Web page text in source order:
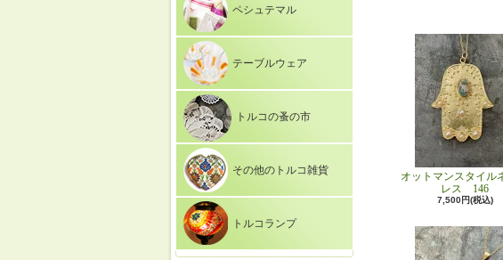
ペシュテマル
テーブルウェア
トルコの蚤の市
その他のトルコ雑貨
トルコランプ
オットマンスタイル
レス 146
7,500円(税込)